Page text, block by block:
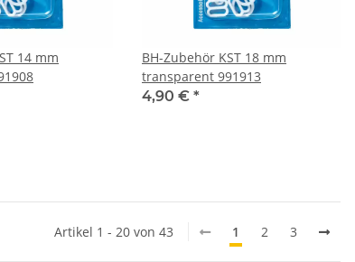
14 mm
BH-Zubehör KST 18 mm
transparent 991913
4,90 € *
Artikel 1 - 20 von 43 1 2 3